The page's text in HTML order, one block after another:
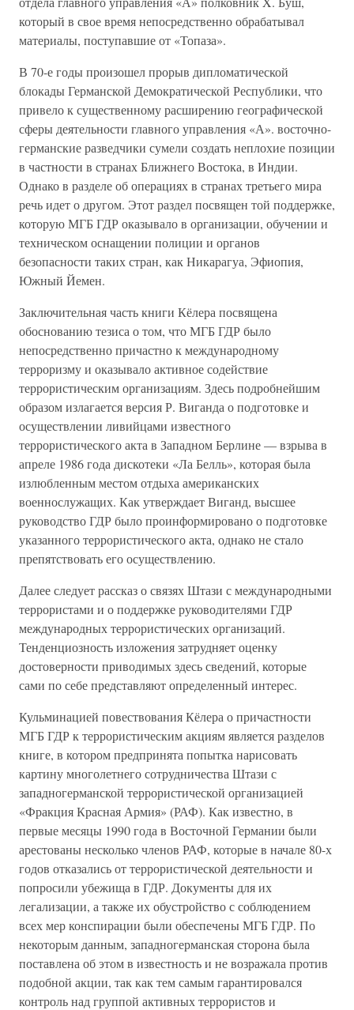
который в свое время непосредственно обрабатывал
материалы, поступавшие от «Топаза».
В 70-е годы произошел прорыв дипломатической
блокады Германской Демократической Республики, что
привело к существенному расширению географической
сферы деятельности главного управления «А». восточно-
германские разведчики сумели создать неплохие позиции
в частности в странах Ближнего Востока, в Индии.
Однако в разделе об операциях в странах третьего мира
речь идет о другом. Этот раздел посвящен той поддержке,
которую МГБ ГДР оказывало в организации, обучении и
техническом оснащении полиции и органов
безопасности таких стран, как Никарагуа, Эфиопия,
Южный Йемен.
Заключительная часть книги Кёлера посвящена
обоснованию тезиса о том, что МГБ ГДР было
непосредственно причастно к международному
терроризму и оказывало активное содействие
террористическим организациям. Здесь подробнейшим
образом излагается версия Р. Виганда о подготовке и
осуществлении ливийцами известного
террористического акта в Западном Берлине — взрыва в
апреле 1986 года дискотеки «Ла Белль», которая была
излюбленным местом отдыха американских
военнослужащих. Как утверждает Виганд, высшее
руководство ГДР было проинформировано о подготовке
указанного террористического акта, однако не стало
препятствовать его осуществлению.
Далее следует рассказ о связях Штази с международными
террористами и о поддержке руководителями ГДР
международных террористических организаций.
Тенденциозность изложения затрудняет оценку
достоверности приводимых здесь сведений, которые
сами по себе представляют определенный интерес.
Кульминацией повествования Кёлера о причастности
МГБ ГДР к террористическим акциям является разделов
книге, в котором предпринята попытка нарисовать
картину многолетнего сотрудничества Штази с
западногерманской террористической организацией
«Фракция Красная Армия» (РАФ). Как известно, в
первые месяцы 1990 года в Восточной Германии были
арестованы несколько членов РАФ, которые в начале 80-х
годов отказались от террористической деятельности и
попросили убежища в ГДР. Документы для их
легализации, а также их обустройство с соблюдением
всех мер конспирации были обеспечены МГБ ГДР. По
некоторым данным, западногерманская сторона была
поставлена об этом в известность и не возражала против
подобной акции, так как тем самым гарантировался
контроль над группой активных террористов и